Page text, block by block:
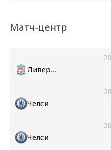
Матч-центр
Ливерпуль
Челси
Челси